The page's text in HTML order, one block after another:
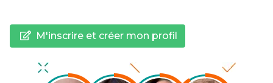
M'inscrire et créer mon profil